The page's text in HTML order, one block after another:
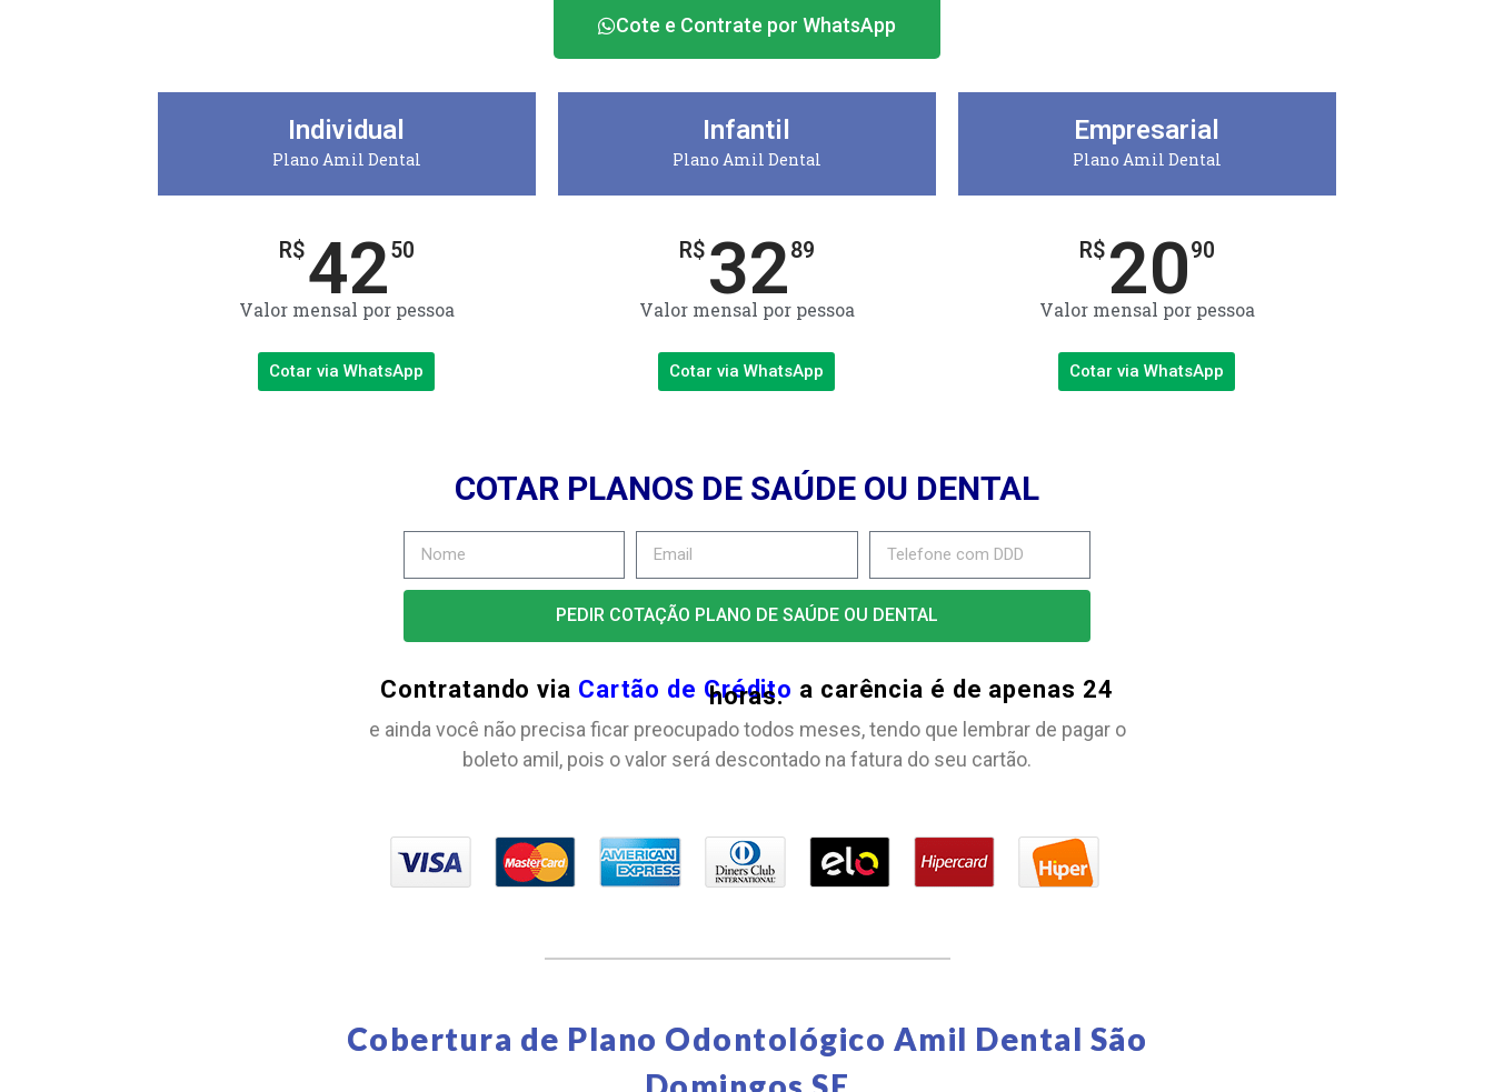
Cote e Contrate por WhatsApp
Individual
Plano Amil Dental
R$4250
Valor mensal por pessoa
Cotar via WhatsApp
Infantil
Plano Amil Dental
R$ 3289
Valor mensal por pessoa
Cotar via WhatsApp
Empresarial
Plano Amil Dental
R$ 2090
Valor mensal por pessoa
Cotar via WhatsApp
COTAR PLANOS DE SAÚDE OU DENTAL
PEDIR COTAÇÃO PLANO DE SAÚDE OU DENTAL
Contratando via Cartão de Crédito a carência é de apenas 24
horas.
e ainda você não precisa ficar preocupado todos meses, tendo que lembrar de pagar o
boleto amil, pois o valor será descontado na fatura do seu cartão.
Cobertura de Plano Odontológico Amil Dental São